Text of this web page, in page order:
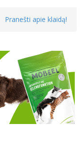
Pranešti apie klaidą!